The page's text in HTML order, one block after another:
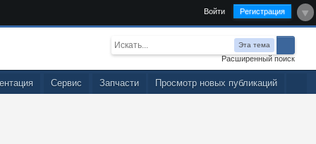
Войти Регистрация
Эта тема
Расширенный поиск
Просмотр новых публикаций
Запчасти
Сервис